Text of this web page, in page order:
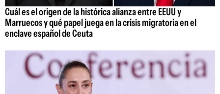
Cuál es el origen de la histórica alianza entre EEUU y
Marruecos y qué papel juega en la crisis migratoria en el
enclave español de Ceuta